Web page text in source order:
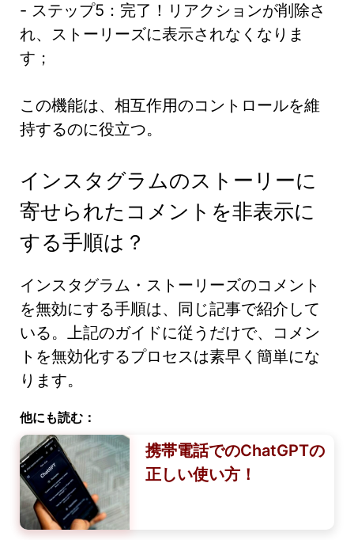
- ステップ5：完了！リアクションが削除さ
れ、ストーリーズに表示されなくなりま
す；
この機能は、相互作用のコントロールを維
持するのに役立つ。
インスタグラムのストーリーに
寄せられたコメントを非表示に
する手順は？
インスタグラム・ストーリーズのコメント
を無効にする手順は、同じ記事で紹介して
いる。上記のガイドに従うだけで、コメン
トを無効化するプロセスは素早く簡単にな
ります。
他にも読む：
携帯電話でのChatGPTの
正しい使い方！